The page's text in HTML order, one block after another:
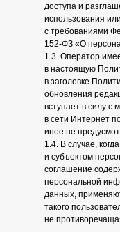
доступа и
использования
с требованиями
152-ФЗ «О
1.3. Оператор
в настоящую
в заголовке
обновления
вступает в силу с
в сети Интернет
иное не
1.4. В случае,
и субъектом
соглашение
персональной
данных,
такого
не